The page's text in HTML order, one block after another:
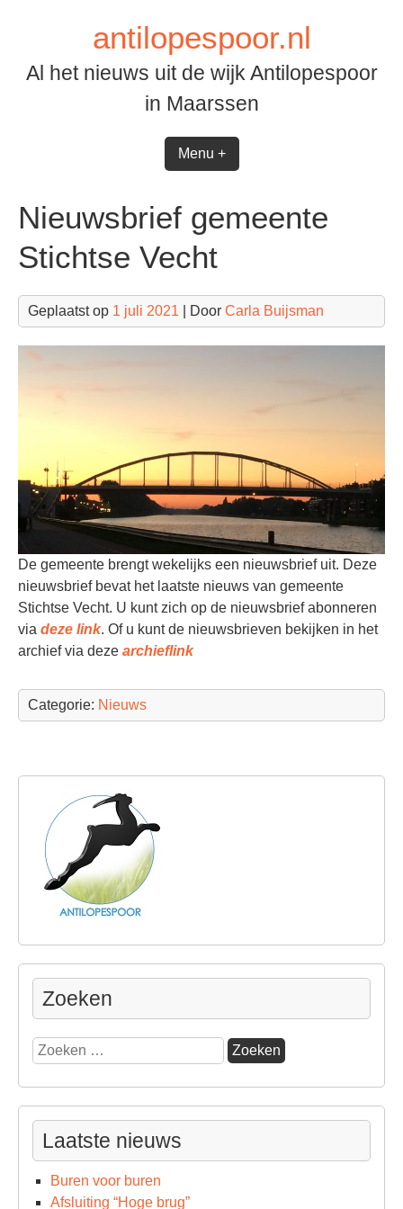
antilopespoor.nl
Al het nieuws uit de wijk Antilopespoor
in Maarssen
Menu +
Nieuwsbrief gemeente
Stichtse Vecht
Geplaatst op 1 juli 2021 | Door Carla Buijsman
De gemeente brengt wekelijks een nieuwsbrief uit. Deze
nieuwsbrief bevat het laatste nieuws van gemeente
Stichtse Vecht. U kunt zich op de nieuwsbrief abonneren
via deze link. Of u kunt de nieuwsbrieven bekijken in het
archief via deze archieflink
Categorie: Nieuws
Zoeken
Zoeken
naar:
Laatste nieuws
Buren voor buren
Afsluiting “Hoge brug”